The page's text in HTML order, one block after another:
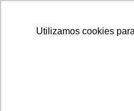
Utilizamos cookies